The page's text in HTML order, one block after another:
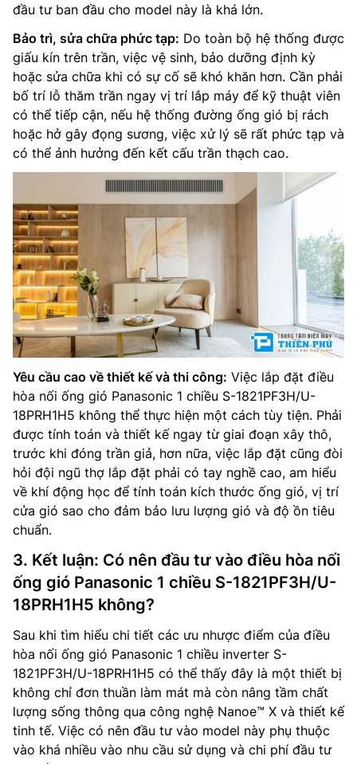
đầu tư ban đầu cho model này là khá lớn.
Bảo trì, sửa chữa phức tạp: Do toàn bộ hệ thống được
giấu kín trên trần, việc vệ sinh, bảo dưỡng định kỳ
hoặc sửa chữa khi có sự cố sẽ khó khăn hơn. Cần phải
bố trí lỗ thăm trần ngay vị trí lắp máy để kỹ thuật viên
có thể tiếp cận, nếu hệ thống đường ống gió bị rách
hoặc hở gây đọng sương, việc xử lý sẽ rất phức tạp và
có thể ảnh hưởng đến kết cấu trần thạch cao.
Yêu cầu cao về thiết kế và thi công: Việc lắp đặt điều
hòa nối ống gió Panasonic 1 chiều S-1821PF3H/U-
18PRH1H5 không thể thực hiện một cách tùy tiện. Phải
được tính toán và thiết kế ngay từ giai đoạn xây thô,
trước khi đóng trần giả, hơn nữa, việc lắp đặt cũng đòi
hỏi đội ngũ thợ lắp đặt phải có tay nghề cao, am hiểu
về khí động học để tính toán kích thước ống gió, vị trí
cửa gió sao cho đảm bảo lưu lượng gió và độ ồn tiêu
chuẩn.
3. Kết luận: Có nên đầu tư vào điều hòa nối
ống gió Panasonic 1 chiều S-1821PF3H/U-
18PRH1H5 không?
Sau khi tìm hiểu chi tiết các ưu nhược điểm của điều
hòa nối ống gió Panasonic 1 chiều inverter S-
1821PF3H/U-18PRH1H5 có thể thấy đây là một thiết bị
không chỉ đơn thuần làm mát mà còn nâng tầm chất
lượng sống thông qua công nghệ Nanoe™ X và thiết kế
tinh tế. Việc có nên đầu tư vào model này phụ thuộc
vào khá nhiều vào nhu cầu sử dụng và chi phí đầu tư